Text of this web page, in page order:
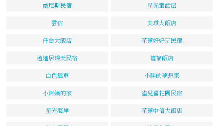
威尼斯民宿 星光童話屋
雲宿 美琪大飯店
仟台大飯店 花蓮好好玩民宿
逍遙居透天民宿 禧福飯店
白色風車 小胖的夢想家
小阿姨的家 雀兒喜花園民宿
星光海岸 花蓮中信大飯店